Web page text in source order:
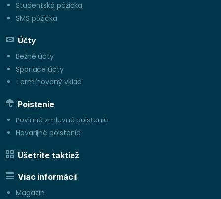
Študentská pôžička
SMS pôžička
Účty
Bežné účty
Sporiace účty
Termínovaný vklad
Poistenie
Povinné zmluvné poistenie
Havarijné poistenie
Ušetrite taktiež
Viac informácií
Magazín